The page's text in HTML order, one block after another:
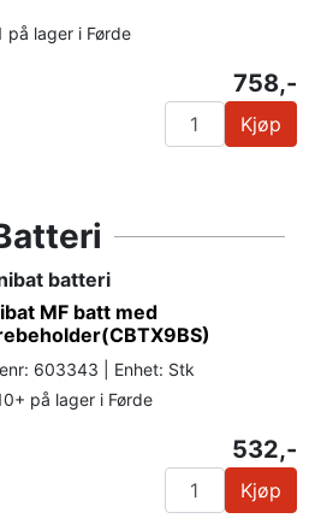
på lager i Førde
758,-
Kjøp
batteri
MF batt med
603343 | Enhet: Stk
på lager i Førde
532,-
Kjøp